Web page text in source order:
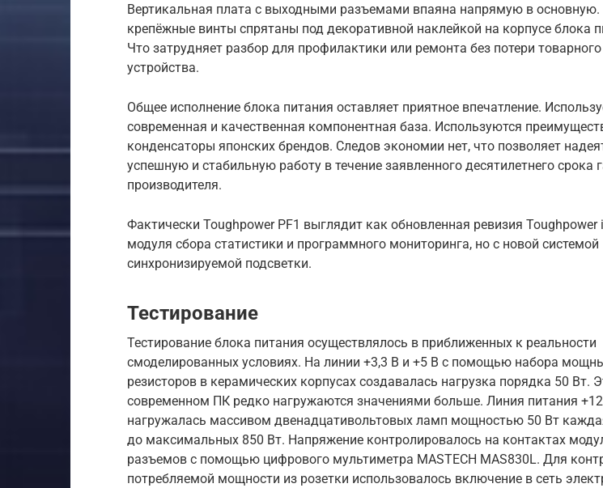
Вертикальная плата с выходными разъемами впаяна напрямую в основную.
крепёжные винты спрятаны под декоративной наклейкой на корпусе блока
Что затрудняет разбор для профилактики или ремонта без потери
устройства.
Общее исполнение блока питания оставляет приятное впечатление.
современная и качественная компонентная база. Используются
конденсаторы японских брендов. Следов экономии нет, что позволяет
успешную и стабильную работу в течение заявленного десятилетнего срока
производителя.
Фактически Toughpower PF1 выглядит как обновленная ревизия Toughpower
модуля сбора статистики и программного мониторинга, но с новой системой
синхронизируемой подсветки.
Тестирование
Тестирование блока питания осуществлялось в приближенных к реальности
смоделированных условиях. На линии +3,3 В и +5 В с помощью набора
резисторов в керамических корпусах создавалась нагрузка порядка 50 Вт.
современном ПК редко нагружаются значениями больше. Линия питания
нагружалась массивом двенадцативольтовых ламп мощностью 50 Вт
до максимальных 850 Вт. Напряжение контролировалось на контактах
разъемов с помощью цифрового мультиметра MASTECH MAS830L. Для
потребляемой мощности из розетки использовалось включение в сеть